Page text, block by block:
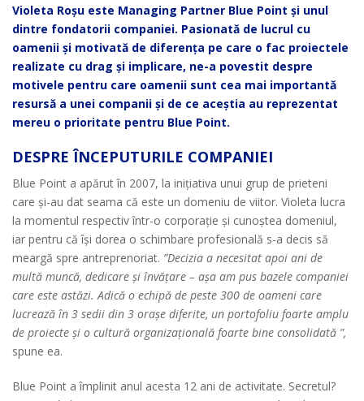
Violeta Roșu este Managing Partner Blue Point și unul
dintre fondatorii companiei. Pasionată de lucrul cu
oamenii și motivată de diferența pe care o fac proiectele
realizate cu drag și implicare, ne-a povestit despre
motivele pentru care oamenii sunt cea mai importantă
resursă a unei companii și de ce aceștia au reprezentat
mereu o prioritate pentru Blue Point.
DESPRE ÎNCEPUTURILE COMPANIEI
Blue Point a apărut în 2007, la inițiativa unui grup de prieteni
care și-au dat seama că este un domeniu de viitor. Violeta lucra
la momentul respectiv într-o corporație și cunoștea domeniul,
iar pentru că își dorea o schimbare profesională s-a decis să
meargă spre antreprenoriat. ”Decizia a necesitat apoi ani de
multă muncă, dedicare și învățare – așa am pus bazele companiei
care este astăzi. Adică o echipă de peste 300 de oameni care
lucrează în 3 sedii din 3 orașe diferite, un portofoliu foarte amplu
de proiecte și o cultură organizațională foarte bine consolidată ”,
spune ea.
Blue Point a împlinit anul acesta 12 ani de activitate. Secretul?